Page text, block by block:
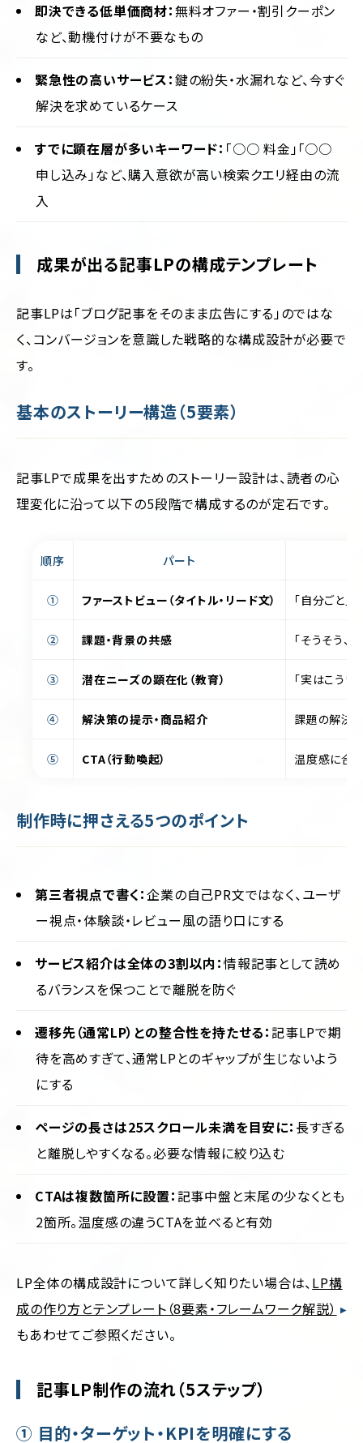
即決できる低単価商材：無料オファー・割引クーポン
など、動機付けが不要なもの
緊急性の高いサービス：鍵の紛失・水漏れなど、今すぐ
解決を求めているケース
すでに顕在層が多いキーワード： 「○○ 料金」「○○
申し込み」など、購入意欲が高い検索クエリ経由の流
入
成果が出る記事LPの構成テンプレート
記事LPは「ブログ記事をそのまま広告にする」のではな
く、コンバージョンを意識した戦略的な構成設計が必要で
す。
基本のストーリー構造（5要素）
記事LPで成果を出すためのストーリー設計は、読者の心
理変化に沿って以下の5段階で構成するのが定石です。
順序 パート
① ファーストビュー（タイトル・リード文） 「自分ごと
② 課題・背景の共感 「そうそう
③ 潜在ニーズの顕在化（教育） 「実はこう
④ 解決策の提示・商品紹介 課題の解決
⑤ CTA（行動喚起） 温度感に合
制作時に押さえる5つのポイント
第三者視点で書く：企業の自己PR文ではなく、ユーザ
ー視点・体験談・レビュー風の語り口にする
サービス紹介は全体の3割以内：情報記事として読め
るバランスを保つことで離脱を防ぐ
遷移先（通常LP）との整合性を持たせる：記事LPで期
待を高めすぎて、通常LPとのギャップが生じないよう
にする
ページの長さは25スクロール未満を目安に： 長すぎる
と離脱しやすくなる。必要な情報に絞り込む
CTAは複数箇所に設置：記事中盤と末尾の少なくとも
2箇所。温度感の違うCTAを並べると有効
LP全体の構成設計について詳しく知りたい場合は、LP構
成の作り方とテンプレート（8要素・フレームワーク解説）
もあわせてご参照ください。
記事LP制作の流れ（5ステップ）
① 目的・ターゲット・KPIを明確にする